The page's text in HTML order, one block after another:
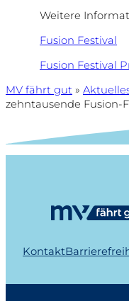
Weitere
Fusion Festival
Fusion Festival
MV fährt gut »
zehntausende Fusion-
Kontakt